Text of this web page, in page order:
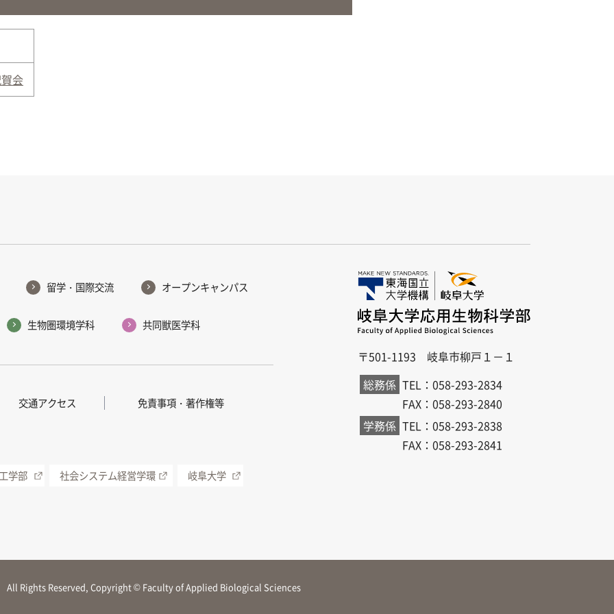
会
留学・国際交流 オープンキャンパス
生物圏環境学科 共同獣医学科
交通アクセス 免責事項・著作権等
学部 社会システム経営学環 岐阜大学
〒501-1193 岐阜市柳戸１－１
総務係 TEL：058-293-2834
FAX：058-293-2840
学務係 TEL：058-293-2838
FAX：058-293-2841
All Rights Reserved, Copyright © Faculty of Applied Biological Sciences